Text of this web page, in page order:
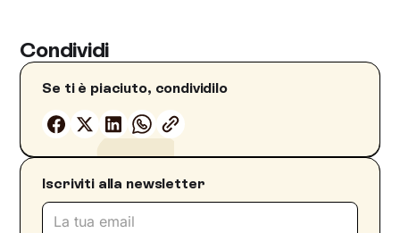
Condividi
Se ti è piaciuto, condividilo
Iscriviti alla newsletter